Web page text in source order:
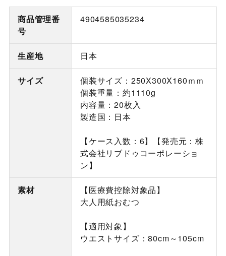
商品管理番
号
4904585035234
生産地 日本
サイズ
個装サイズ：250X300X160ｍｍ
個装重量：約1110g
内容量：20枚入
製造国：日本
【ケース入数：6】【発売元：株
式会社リブドゥコーポレーショ
ン】
素材
【医療費控除対象品】
大人用紙おむつ
【適用対象】
ウエストサイズ：80cm～105cm